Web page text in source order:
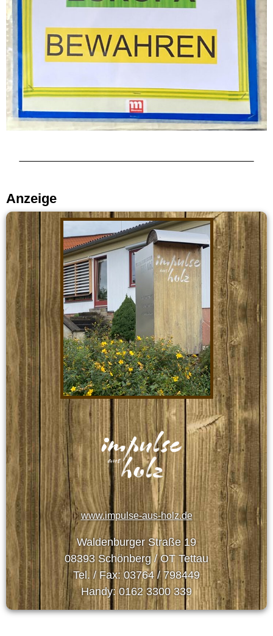
Anzeige
www.impulse-aus-holz.de
Waldenburger Straße 19
08393 Schönberg / OT Tettau
Tel. / Fax: 03764 / 798449
Handy: 0162 3300 339